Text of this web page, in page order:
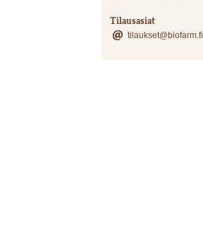
Tilausasiat
tilaukset@biofarm.fi